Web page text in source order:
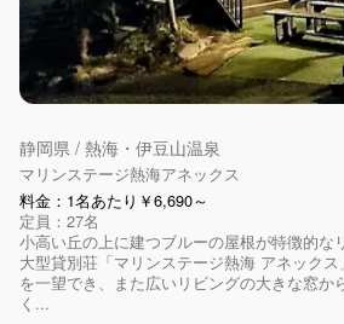
静岡県 / 熱海・伊豆山温泉
マリンステージ熱海アネックス
料金：1名あたり￥6,690～
定員：27名
小高い丘の上に建つブルーの屋根が特徴的な
大型貸別荘「マリンステージ熱海 アネック
を一望でき、また広いリビングの大きな窓か
く...